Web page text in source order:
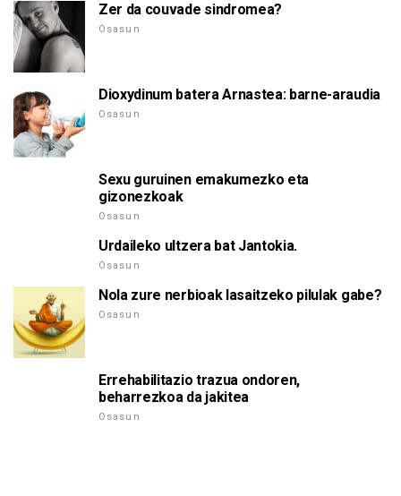
Zer da couvade sindromea?
Osasun
Dioxydinum batera Arnastea: barne-araudia
Osasun
Sexu guruinen emakumezko eta
gizonezkoak
Osasun
Urdaileko ultzera bat Jantokia.
Osasun
Nola zure nerbioak lasaitzeko pilulak gabe?
Osasun
Errehabilitazio trazua ondoren,
beharrezkoa da jakitea
Osasun